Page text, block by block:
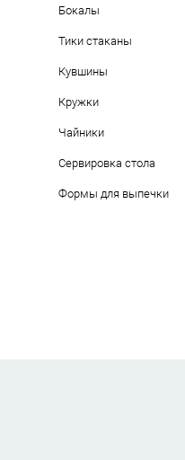
Бокалы
Тики стаканы
Кувшины
Кружки
Чайники
Сервировка стола
Формы для выпечки